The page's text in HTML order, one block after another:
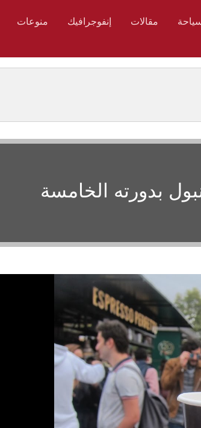
مقالات إنفوجرافيك منوعات
بدورته الخامسة